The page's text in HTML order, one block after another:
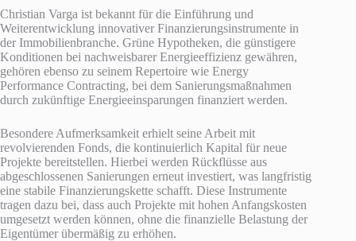
Christian Varga ist bekannt für die Einführung und
Weiterentwicklung innovativer Finanzierungsinstrumente in
der Immobilienbranche. Grüne Hypotheken, die günstigere
Konditionen bei nachweisbarer Energieeffizienz gewähren,
gehören ebenso zu seinem Repertoire wie Energy
Performance Contracting, bei dem Sanierungsmaßnahmen
durch zukünftige Energieeinsparungen finanziert werden.
Besondere Aufmerksamkeit erhielt seine Arbeit mit
revolvierenden Fonds, die kontinuierlich Kapital für neue
Projekte bereitstellen. Hierbei werden Rückflüsse aus
abgeschlossenen Sanierungen erneut investiert, was langfristig
eine stabile Finanzierungskette schafft. Diese Instrumente
tragen dazu bei, dass auch Projekte mit hohen Anfangskosten
umgesetzt werden können, ohne die finanzielle Belastung der
Eigentümer übermäßig zu erhöhen.